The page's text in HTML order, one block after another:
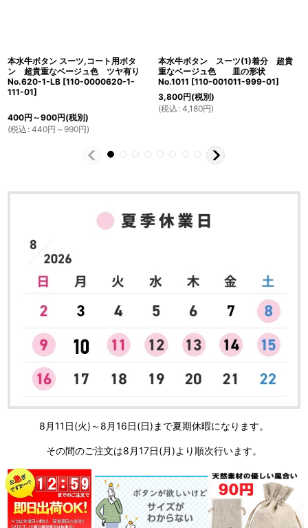
本水牛ボタン スーツ,コート用ボタ
ン 超貴重なベージュ色 ツヤ有り
No.620-1-LB [110-0000620-1-
111-01]
400円 ～900円(税別)
(税込 : 440円 ～990円)
本水牛ボタン スーツ(1)着分 超貴
重なベージュ色 皿の形状
No.1011 [110-001011-999-01]
3,800円(税別)
(税込 : 4,180円)
8月11日(火)～8月16日(日)まで夏期休暇になります。
その間のご注文は8月17日(月)より順次行います。